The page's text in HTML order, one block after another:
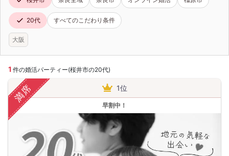
20代 すべてのこだわり条件
大阪
1 件の婚活パーティー(桜井市の20代)
満席 1位
早割中！